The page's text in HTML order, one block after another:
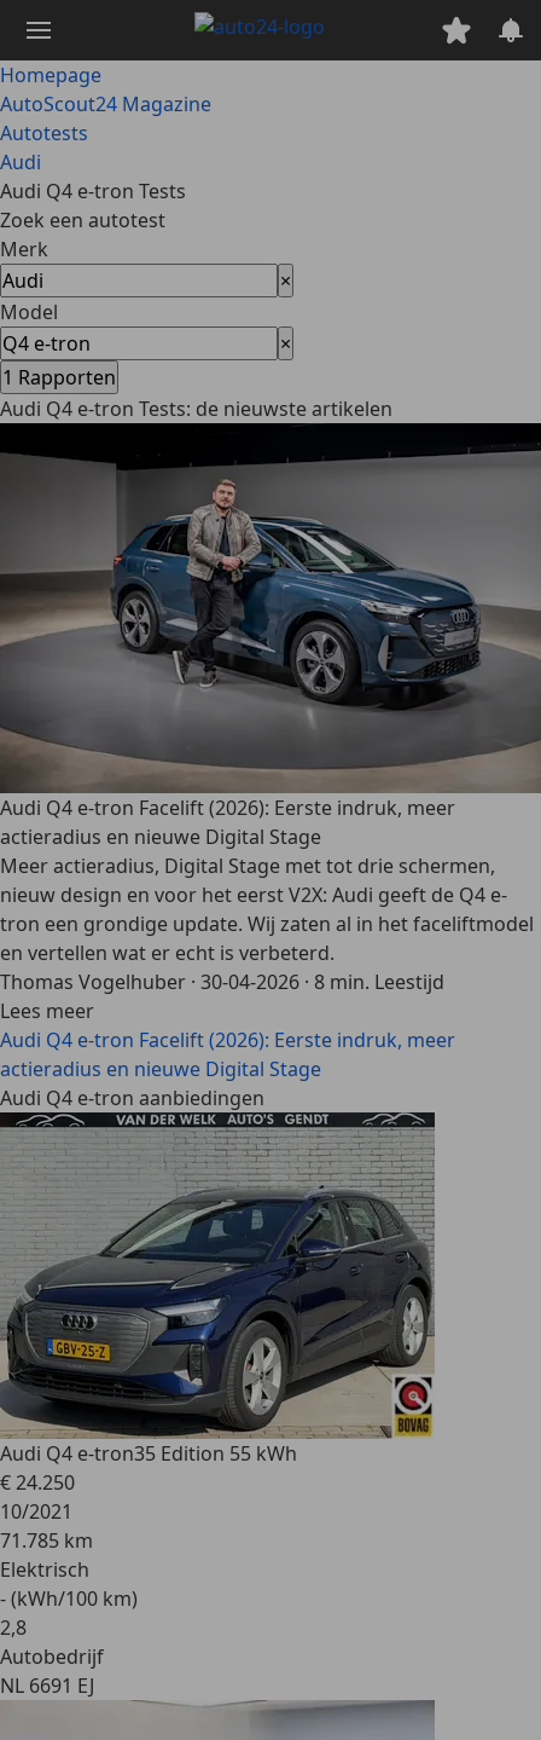
naar
hoofdinhoud
Homepage
AutoScout24 Magazine
Autotests
Audi
Audi Q4 e-tron Tests
Zoek een autotest
Merk
×
Model
×
1 Rapporten
Audi Q4 e-tron Tests: de nieuwste artikelen
Audi Q4 e-tron Facelift (2026): Eerste indruk, meer
actieradius en nieuwe Digital Stage
Meer actieradius, Digital Stage met tot drie schermen,
nieuw design en voor het eerst V2X: Audi geeft de Q4 e-
tron een grondige update. Wij zaten al in het faceliftmodel
en vertellen wat er echt is verbeterd.
Thomas Vogelhuber · 30-04-2026 · 8 min. Leestijd
Lees meer
Audi Q4 e-tron Facelift (2026): Eerste indruk, meer
actieradius en nieuwe Digital Stage
Audi Q4 e-tron aanbiedingen
Audi Q4 e-tron35 Edition 55 kWh
€ 24.250
10/2021
71.785 km
Elektrisch
- (kWh/100 km)
2,8
Autobedrijf
NL 6691 EJ